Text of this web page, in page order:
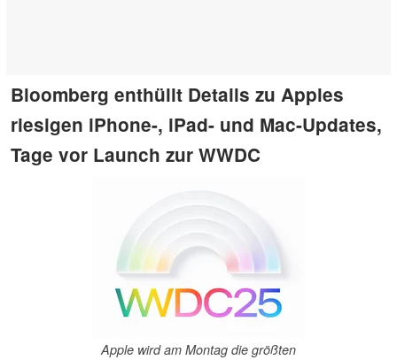
Bloomberg enthüllt Details zu Apples
riesigen iPhone-, iPad- und Mac-Updates,
Tage vor Launch zur WWDC
Apple wird am Montag die größten